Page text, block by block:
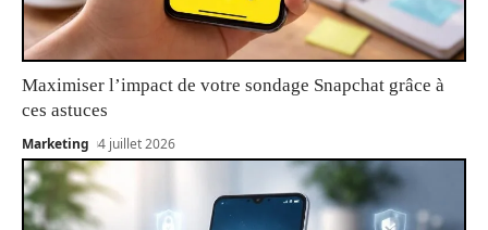
Maximiser l’impact de votre sondage Snapchat grâce à
ces astuces
Marketing 4 juillet 2026